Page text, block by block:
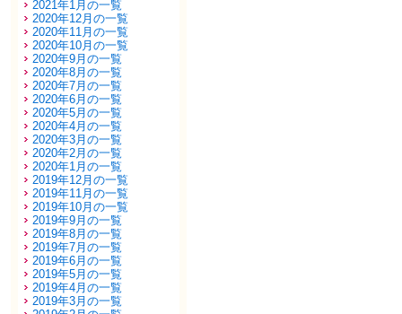
2021年1月の一覧
2020年12月の一覧
2020年11月の一覧
2020年10月の一覧
2020年9月の一覧
2020年8月の一覧
2020年7月の一覧
2020年6月の一覧
2020年5月の一覧
2020年4月の一覧
2020年3月の一覧
2020年2月の一覧
2020年1月の一覧
2019年12月の一覧
2019年11月の一覧
2019年10月の一覧
2019年9月の一覧
2019年8月の一覧
2019年7月の一覧
2019年6月の一覧
2019年5月の一覧
2019年4月の一覧
2019年3月の一覧